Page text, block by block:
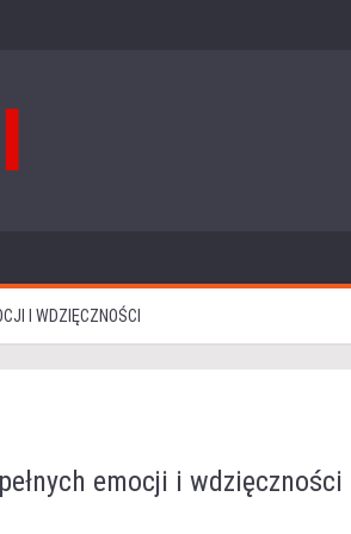
I WDZIĘCZNOŚCI
emocji i wdzięczności